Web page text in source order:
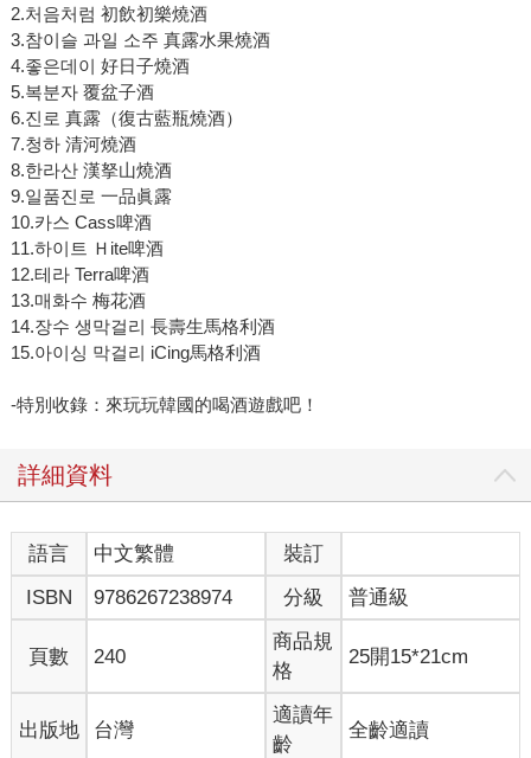
2.처음처럼 初飲初樂燒酒
3.참이슬 과일 소주 真露水果燒酒
4.좋은데이 好日子燒酒
5.복분자 覆盆子酒
6.진로 真露（復古藍瓶燒酒）
7.청하 清河燒酒
8.한라산 漢拏山燒酒
9.일품진로 一品眞露
10.카스 Cass啤酒
11.하이트 Ｈite啤酒
12.테라 Terra啤酒
13.매화수 梅花酒
14.장수 생막걸리 長壽生馬格利酒
15.아이싱 막걸리 iCing馬格利酒
-特別收錄：來玩玩韓國的喝酒遊戲吧！
詳細資料
語言 中文繁體
裝訂
ISBN
9786267238974 分級 普通級
頁數 240
商品規
格
25開15*21cm
出版地 台灣
適讀年
齡
全齡適讀